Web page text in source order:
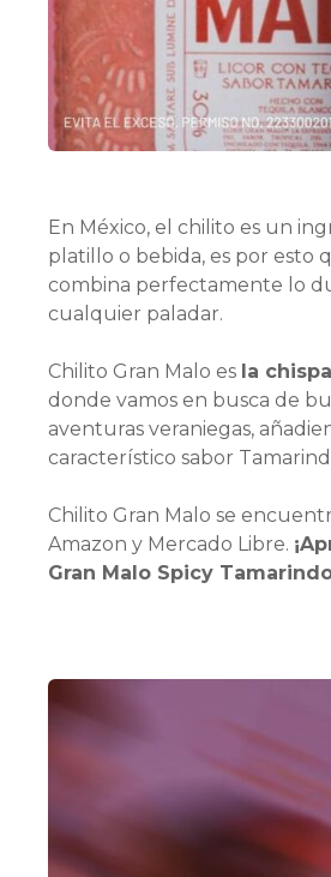
En México, el chilito es un
platillo o bebida, es por esto
combina perfectamente lo
cualquier paladar.
Chilito Gran Malo es la
donde vamos en busca de
aventuras veraniegas,
característico sabor
Chilito Gran Malo se
Amazon y Mercado Libre.
Gran Malo Spicy